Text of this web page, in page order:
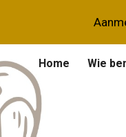
Skip to main content
Home Wie